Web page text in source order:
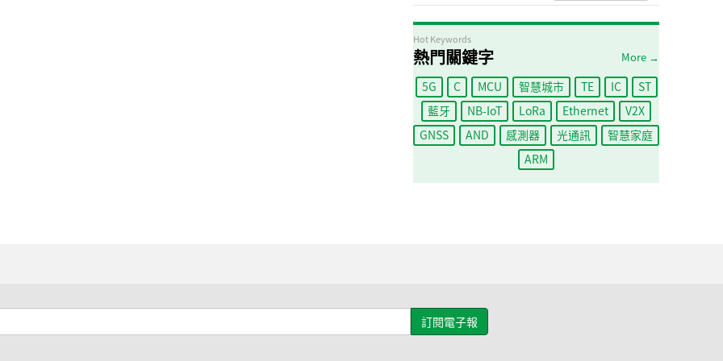
Hot Keywords
熱門關鍵字 More →
5G C MCU 智慧城市 TE IC
ST
藍牙
NB-IoT LoRa Ethernet
V2X
GNSS
AND 感測器 光通訊
智慧家庭
ARM